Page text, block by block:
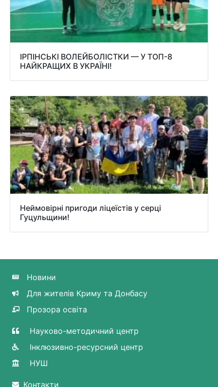
ІРПІНСЬКІ ВОЛЕЙБОЛІСТКИ — У ТОП-8
НАЙКРАЩИХ В УКРАЇНІ!
Неймовірні пригоди ліцеїстів у серці
Гуцульщини!
Новини
Для жителів Криму та Донбасу
Прозора освіта
Науково-методичний центр
Інклюзивно-ресурсний центр
НУШ
Контакти